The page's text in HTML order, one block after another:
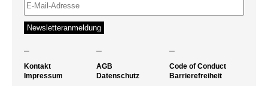
– – –
Kontakt
Impressum
AGB
Datenschutz
Code of Conduct
Barrierefreiheit